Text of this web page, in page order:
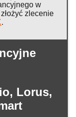
w
zlecenie
.
Lorus,